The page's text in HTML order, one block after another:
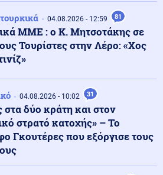
δεξαμενόπλοιο ανέφερε εκρήξεις στο
- 08:10
κινδύνου: Σε πορτοκαλί συναγερμό
Βοιωτία, Εύβοια
- 07:56
επόμενης ημέρας στα καμένα και η
κυβέρνησης με αντιπολίτευση
04.08.2026 - 12:59 81
ΜΜΕ : ο Κ. Μητσοτάκης σε
Τουρίστες στην Λέρο: «Χος
04.08.2026 - 10:02 31
στα δύο κράτη και στον
στρατό κατοχής» – Το
Γκουτέρες που εξόργισε τους